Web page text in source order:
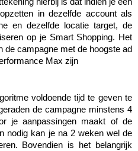
hierbij is dat indien je een
in dezelfde account als
en dezelfde locatie target, de
op je Smart Shopping. Het
de campagne met de hoogste ad
Max zijn
voldoende tijd te geven te
de campagne minstens 4
je aanpassingen maakt of de
nodig kan je na 2 weken wel de
Bovendien is het belangrijk